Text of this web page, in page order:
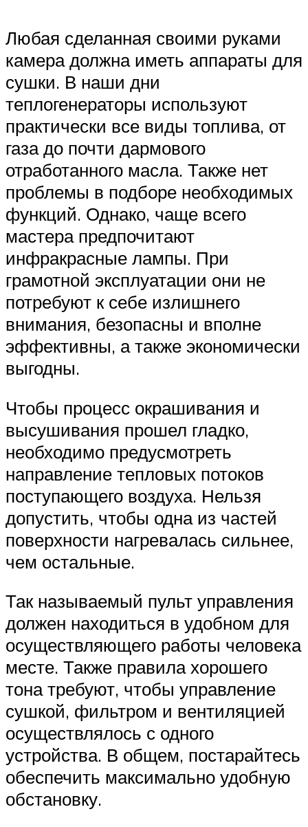
Любая сделанная своими руками
камера должна иметь аппараты для
сушки. В наши дни
теплогенераторы используют
практически все виды топлива, от
газа до почти дармового
отработанного масла. Также нет
проблемы в подборе необходимых
функций. Однако, чаще всего
мастера предпочитают
инфракрасные лампы. При
грамотной эксплуатации они не
потребуют к себе излишнего
внимания, безопасны и вполне
эффективны, а также экономически
выгодны.
Чтобы процесс окрашивания и
высушивания прошел гладко,
необходимо предусмотреть
направление тепловых потоков
поступающего воздуха. Нельзя
допустить, чтобы одна из частей
поверхности нагревалась сильнее,
чем остальные.
Так называемый пульт управления
должен находиться в удобном для
осуществляющего работы человека
месте. Также правила хорошего
тона требуют, чтобы управление
сушкой, фильтром и вентиляцией
осуществлялось с одного
устройства. В общем, постарайтесь
обеспечить максимально удобную
обстановку.